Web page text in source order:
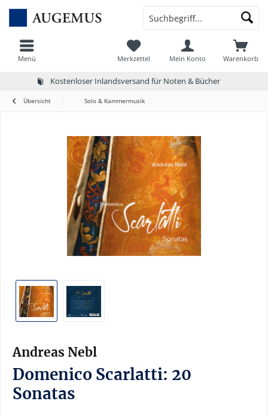
Kostenloser Inlandsversand für Noten & Bücher
Menü Warenkorb
Merkzettel Mein Konto
Übersicht Solo & Kammermusik
Andreas Nebl
Domenico Scarlatti: 20
Sonatas